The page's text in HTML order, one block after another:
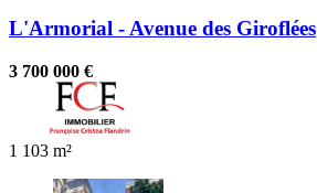
L'Armorial - Avenue des Giroflées
3 700 000 €
1 103 m²